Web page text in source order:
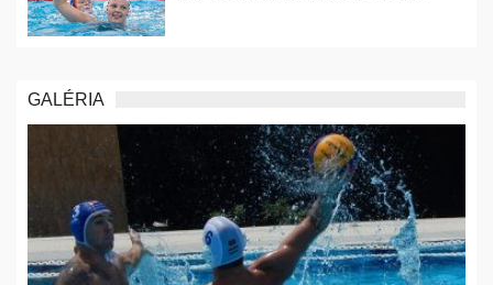
GALÉRIA